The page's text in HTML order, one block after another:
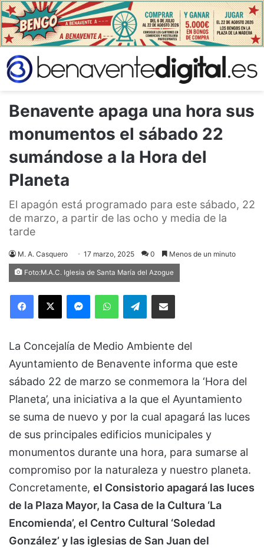
Benavente apaga una hora sus
monumentos el sábado 22
sumándose a la Hora del
Planeta
El apagón está programado para este sábado, 22
de marzo, a partir de las ocho y media de la
tarde
M. A. Casquero 17 marzo, 2025 0 Menos de un minuto
Foto:M.A.C. Iglesia de Santa María del Azogue
Facebook
X MessengerWhatsAppTelegramCompartir via Email
La Concejalía de Medio Ambiente del
Ayuntamiento de Benavente informa que este
sábado 22 de marzo se conmemora la ‘Hora del
Planeta’, una iniciativa a la que el Ayuntamiento
se suma de nuevo y por la cual apagará las luces
de sus principales edificios municipales y
monumentos durante una hora, para sumarse al
compromiso por la naturaleza y nuestro planeta.
Concretamente, el Consistorio apagará las luces
de la Plaza Mayor, la Casa de la Cultura ‘La
Encomienda’, el Centro Cultural ‘Soledad
González’ y las iglesias de San Juan del